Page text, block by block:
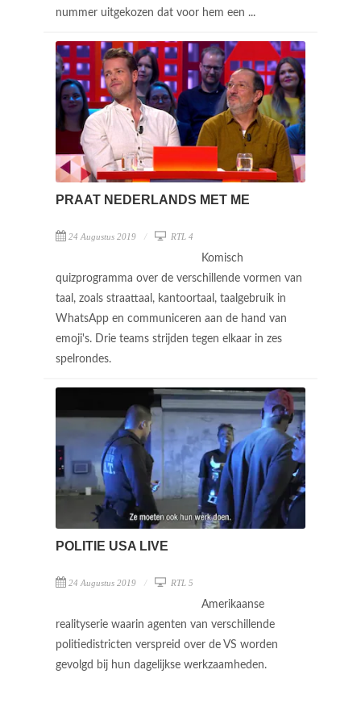
nummer uitgekozen dat voor hem een ...
PRAAT NEDERLANDS MET ME
24 Augustus 2019 RTL 4
Komisch
quizprogramma over de verschillende vormen van
taal, zoals straattaal, kantoortaal, taalgebruik in
WhatsApp en communiceren aan de hand van
emoji's. Drie teams strijden tegen elkaar in zes
spelrondes.
POLITIE USA LIVE
24 Augustus 2019 RTL 5
Amerikaanse
realityserie waarin agenten van verschillende
politiedistricten verspreid over de VS worden
gevolgd bij hun dagelijkse werkzaamheden.